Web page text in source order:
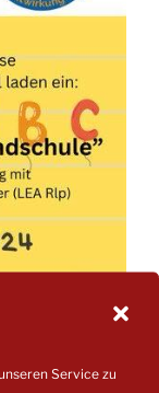
Service zu